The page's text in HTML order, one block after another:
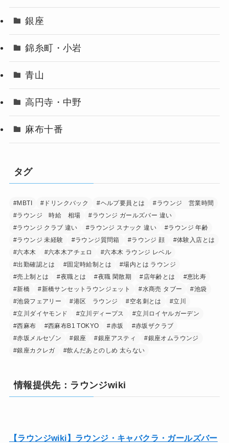
銀座
錦糸町・小岩
青山
高円寺・中野
麻布十番
タグ
#MBTI #ドリンクバック #ヘルプ要員とは
#ラウンジ 営業時間
#ラウンジ 時給 相場
#ラウンジ ガールズバー 違い
#ラウンジ クラブ 違い
#ラウンジ スナック 違い
#ラウンジ 年齢
#ラウンジ 未経験
#ラウンジ質問箱 #ラウンジ 顔
#体験入店とは
#六本木
#六本木アチェロ
#六本木 ラウンジ レベル
#出勤確認とは
#固定時給制とは
#場内とは ラウンジ
#売上制とは
#夜職とは #夜職 閑散期 #店年齢とは
#恵比寿
#新橋
#新橋サンセットラウンジェット #水商売 タブー
#池袋
#池袋フェアリー
#港区 ラウンジ #空名刺とは
#立川
#立川ダイヤモンド
#立川ディープス
#立川ロイヤルガーデン
#西麻布
#西麻布B1 TOKYO #赤坂
#赤坂ザクラブ
#赤坂メルセゾン
#銀座 #銀座アスティ
#銀座オムラウンジ
#銀座カクレガ
#飲んだあとのしめ 太らない
情報提供先：ラウンジwiki
【ラウンジwiki】ラウンジ・キャバクラ・ガールズバー